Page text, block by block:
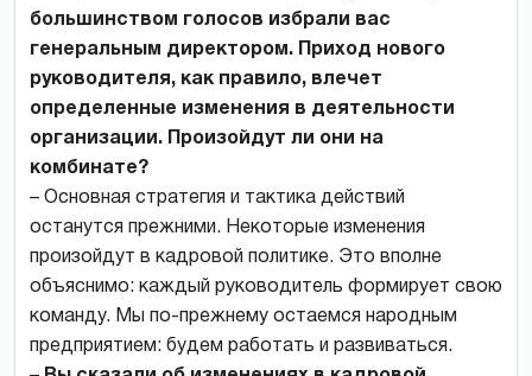
большинством голосов избрали вас
генеральным директором. Приход нового
руководителя, как правило, влечет
определенные изменения в деятельности
организации. Произойдут ли они на
комбинате?
– Основная стратегия и тактика действий
останутся прежними. Некоторые изменения
произойдут в кадровой политике. Это вполне
объяснимо: каждый руководитель формирует свою
команду. Мы по-прежнему остаемся народным
предприятием: будем работать и развиваться.